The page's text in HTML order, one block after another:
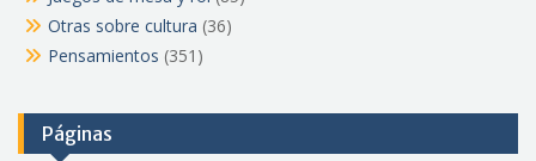
Otras sobre cultura (36)
Pensamientos (351)
Páginas